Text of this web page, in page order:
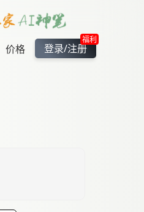
价格
福利
登录/注册